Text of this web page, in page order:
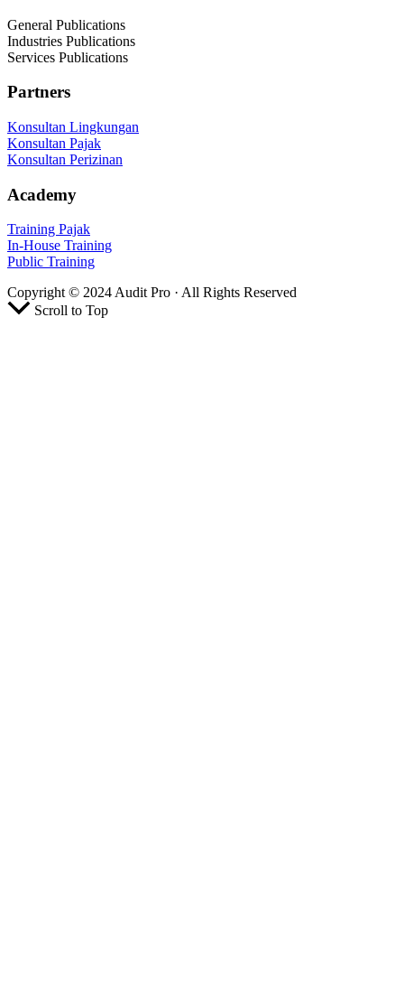
General Publications
Industries Publications
Services Publications
Partners
Konsultan Lingkungan
Konsultan Pajak
Konsultan Perizinan
Academy
Training Pajak
In-House Training
Public Training
Copyright © 2024 Audit Pro · All Rights Reserved
Scroll to Top